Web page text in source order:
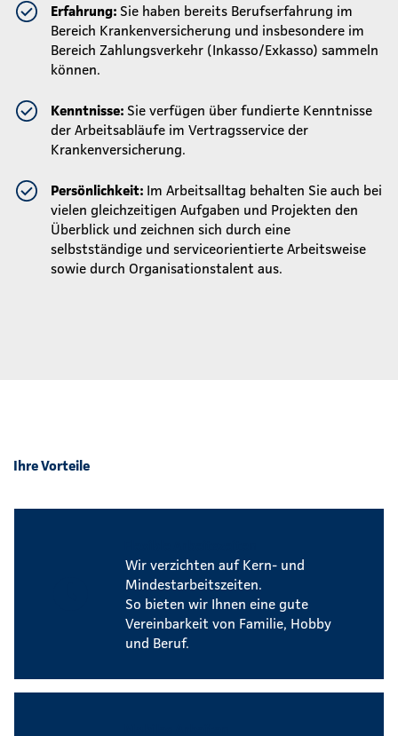
Erfahrung: Sie haben bereits Berufserfahrung im
Bereich Krankenversicherung und insbesondere im
Bereich Zahlungsverkehr (Inkasso/Exkasso) sammeln
können.
Kenntnisse: Sie verfügen über fundierte Kenntnisse
der Arbeitsabläufe im Vertragsservice der
Krankenversicherung.
Persönlichkeit: Im Arbeitsalltag behalten Sie auch bei
vielen gleichzeitigen Aufgaben und Projekten den
Überblick und zeichnen sich durch eine
selbstständige und serviceorientierte Arbeitsweise
sowie durch Organisationstalent aus.
Ihre Vorteile
Wir verzichten auf Kern- und
Mindestarbeitszeiten.
So bieten wir Ihnen eine gute
Vereinbarkeit von Familie, Hobby
und Beruf.